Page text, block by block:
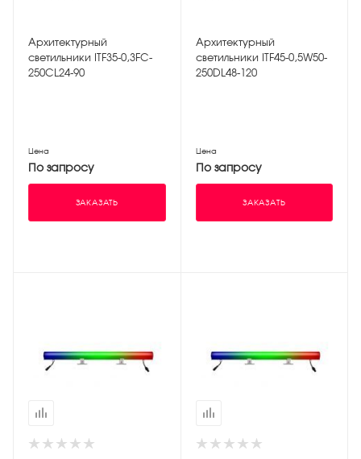
Архитектурный
светильники ITF35-0,3FC-
250CL24-90
Цена
По запросу
ЗАКАЗАТЬ
Архитектурный
светильники ITF45-0,5W50-
250DL48-120
Цена
По запросу
ЗАКАЗАТЬ